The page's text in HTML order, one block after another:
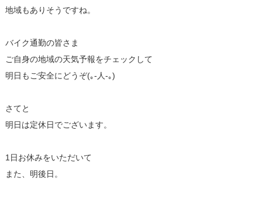
地域もありそうですね。
バイク通勤の皆さま
ご自身の地域の天気予報をチェックして
明日もご安全にどうぞ(｡-人-｡)
さてと
明日は定休日でございます。
1日お休みをいただいて
また、明後日。